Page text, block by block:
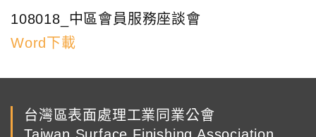
108018_中區會員服務座談會
Word下載
台灣區表面處理工業同業公會